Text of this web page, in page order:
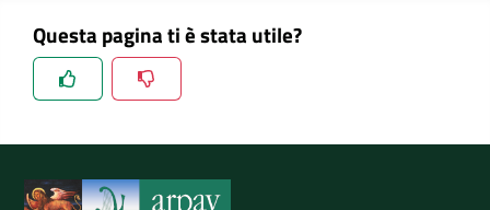
Questa pagina ti è stata utile?
Spiegaci perchè, e aiutaci a migliorare il servizio